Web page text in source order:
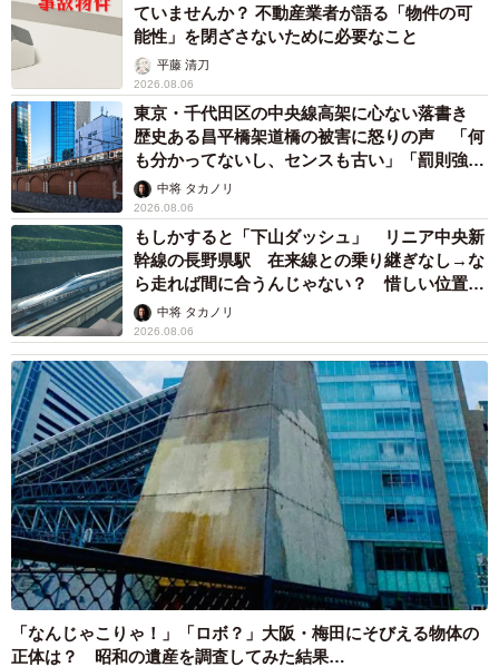
ていませんか？ 不動産業者が語る「物件の可
能性」を閉ざさないために必要なこと
平藤 清刀
2026.08.06
東京・千代田区の中央線高架に心ない落書き
歴史ある昌平橋架道橋の被害に怒りの声 「何
も分かってないし、センスも古い」「罰則強化
して」中将 タカノリ
2026.08.06
もしかすると「下山ダッシュ」 リニア中央新
幹線の長野県駅 在来線との乗り継ぎなし→な
ら走れば間に合うんじゃない？ 惜しい位置関
係が反響
中将 タカノリ
2026.08.06
「なんじゃこりゃ！」「ロボ？」大阪・梅田にそびえる物体の
正体は？ 昭和の遺産を調査してみた結果…